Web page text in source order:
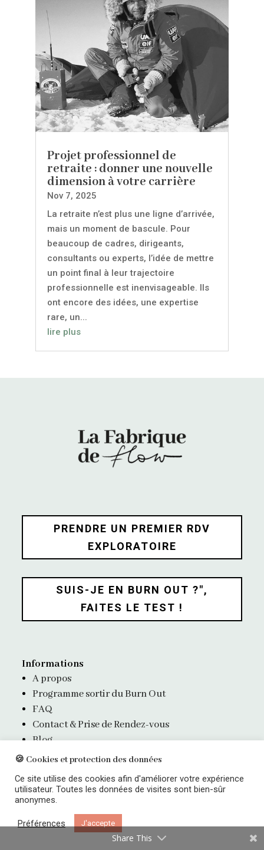
Projet professionnel de
retraite : donner une nouvelle
dimension à votre carrière
Nov 7, 2025
La retraite n’est plus une ligne d’arrivée,
mais un moment de bascule. Pour
beaucoup de cadres, dirigeants,
consultants ou experts, l’idée de mettre
un point final à leur trajectoire
professionnelle est inenvisageable. Ils
ont encore des idées, une expertise
rare, un...
lire plus
PRENDRE UN PREMIER RDV
EXPLORATOIRE
SUIS-JE EN BURN OUT ?",
FAITES LE TEST !
Informations
A propos
Programme sortir du Burn Out
FAQ
Contact & Prise de Rendez-vous
Blog
Mentions légales
Découvrez le guide complet pour sortir du
🍪 Cookies et protection des données
Ce site utilise des cookies afin d'améliorer votre expérience
utilisateur. Toutes les données de visites sont bien-sûr
anonymes.
Préférences J'accepte
Share This